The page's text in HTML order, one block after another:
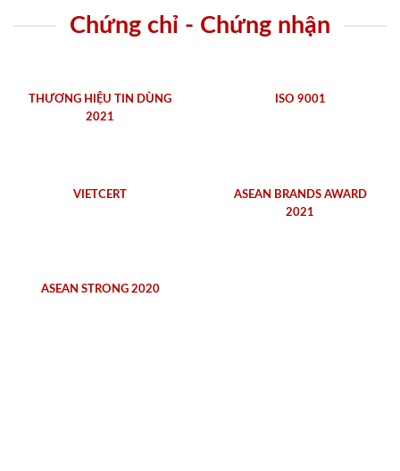
Chứng chỉ - Chứng nhận
THƯƠNG HIỆU TIN DÙNG
2021
ISO 9001
VIETCERT
ASEAN BRANDS AWARD
2021
ASEAN STRONG 2020